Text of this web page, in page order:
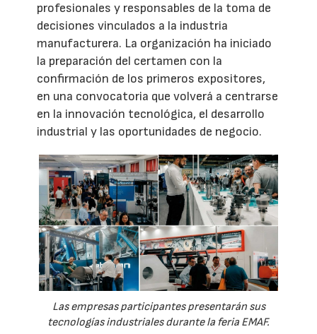
profesionales y responsables de la toma de
decisiones vinculados a la industria
manufacturera. La organización ha iniciado
la preparación del certamen con la
confirmación de los primeros expositores,
en una convocatoria que volverá a centrarse
en la innovación tecnológica, el desarrollo
industrial y las oportunidades de negocio.
Las empresas participantes presentarán sus
tecnologías industriales durante la feria EMAF.